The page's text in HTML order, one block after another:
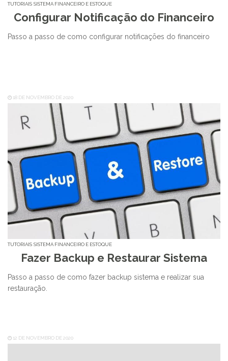
TUTORIAIS SISTEMA FINANCEIRO E ESTOQUE
Configurar Notificação do Financeiro
Passo a passo de como configurar notificações do financeiro
18 DE NOVEMBRO DE 2020
TUTORIAIS SISTEMA FINANCEIRO E ESTOQUE
Fazer Backup e Restaurar Sistema
Passo a passo de como fazer backup sistema e realizar sua
restauração.
12 DE NOVEMBRO DE 2020